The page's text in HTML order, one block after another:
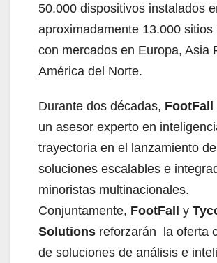
50.000 dispositivos instalados
aproximadamente 13.000 sitios
con mercados en Europa, Asia
América del Norte.
Durante dos décadas, FootFall
un asesor experto en
trayectoria en el lanzamiento de
soluciones escalables e
minoristas multinacionales.
Conjuntamente, FootFall y
Solutions reforzarán la oferta
de soluciones de análisis e